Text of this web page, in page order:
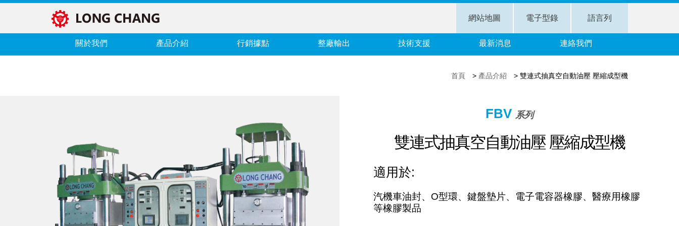
語言列
電子型錄
網站地圖
關於我們 產品介紹 行銷據點 整廠輸出 技術支援 最新消息 連絡我們
首頁> 產品介紹 > 雙連式抽真空自動油壓 壓縮成型機
FBV 系列
雙連式抽真空自動油壓 壓縮成型機
適用於:
汽機車油封、O型環、鍵盤墊片、電子電容器橡膠、醫療用橡膠
等橡膠製品